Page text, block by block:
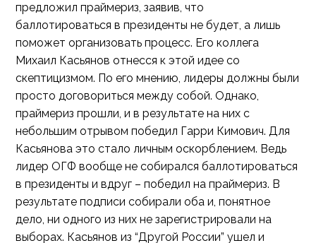
предложил праймериз, заявив, что
баллотироваться в президенты не будет, а лишь
поможет организовать процесс. Его коллега
Михаил Касьянов отнесся к этой идее со
скептицизмом. По его мнению, лидеры должны были
просто договориться между собой. Однако,
праймериз прошли, и в результате на них с
небольшим отрывом победил Гарри Кимович. Для
Касьянова это стало личным оскорблением. Ведь
лидер ОГФ вообще не собирался баллотироваться
в президенты и вдруг – победил на праймериз. В
результате подписи собирали оба и, понятное
дело, ни одного из них не зарегистрировали на
выборах. Касьянов из “Другой России” ушел и